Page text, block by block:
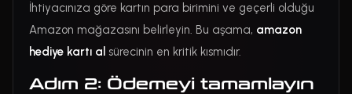
İhtiyacınıza göre kartın para birimini ve geçerli olduğu
Amazon mağazasını belirleyin. Bu aşama, amazon
hediye kartı al sürecinin en kritik kısmıdır.
Adım 2: Ödemeyi tamamlayın